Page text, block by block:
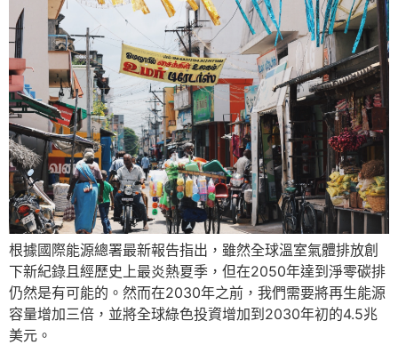
根據國際能源總署最新報告指出，雖然全球溫室氣體排放創
下新紀錄且經歷史上最炎熱夏季，但在2050年達到淨零碳排
仍然是有可能的。然而在2030年之前，我們需要將再生能源
容量增加三倍，並將全球綠色投資增加到2030年初的4.5兆
美元。